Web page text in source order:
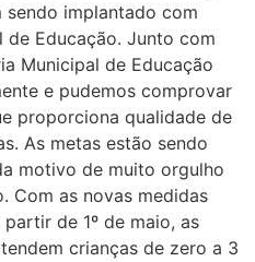
sendo implantado com
de Educação. Junto com
Municipal de Educação
e pudemos comprovar
proporciona qualidade de
As metas estão sendo
motivo de muito orgulho
Com as novas medidas
de 1º de maio, as
crianças de zero a 3